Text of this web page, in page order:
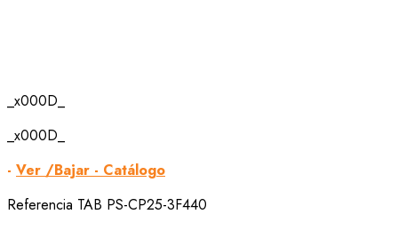
_x000D_
_x000D_
- Ver /Bajar - Catálogo
Referencia TAB PS-CP25-3F440